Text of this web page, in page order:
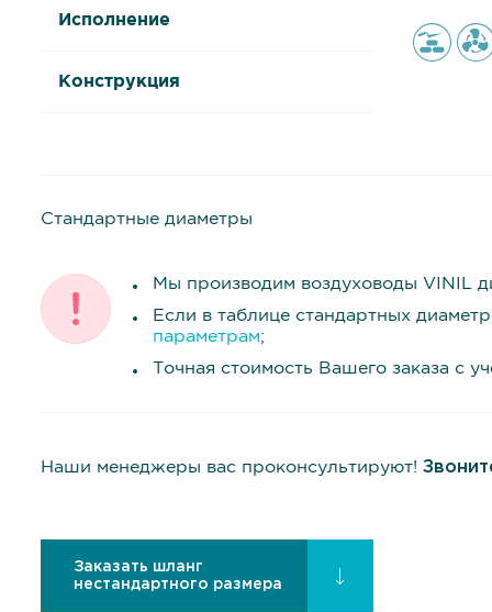
Исполнение
Конструкция
Стандартные диаметры
Мы производим воздуховоды VINIL
Если в таблице стандартных
параметрам;
Точная стоимость Вашего заказа с
Наши менеджеры вас проконсультируют!
Заказать шланг
нестандартного размера